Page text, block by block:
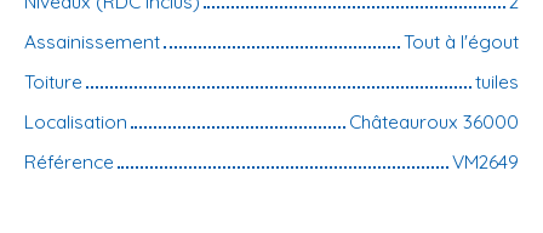
Assainissement
Tout à l'égout
Toiture
tuiles
Localisation
Châteauroux 36000
Référence
VM2649